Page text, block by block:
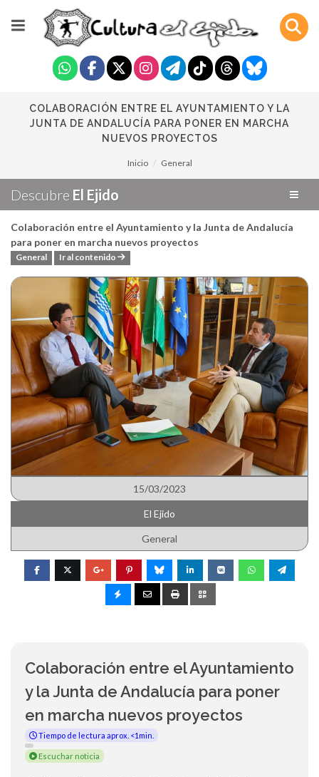
COLABORACIÓN ENTRE EL AYUNTAMIENTO Y LA
JUNTA DE ANDALUCÍA PARA PONER EN MARCHA
NUEVOS PROYECTOS
Inicio General
Descubre El Ejido
Colaboración entre el Ayuntamiento y la Junta de Andalucía
para poner en marcha nuevos proyectos
General Ir al contenido
15/03/2023
El Ejido
General
Colaboración entre el Ayuntamiento
y la Junta de Andalucía para poner
en marcha nuevos proyectos
Tiempo de lectura aprox. <1min.
Escuchar noticia